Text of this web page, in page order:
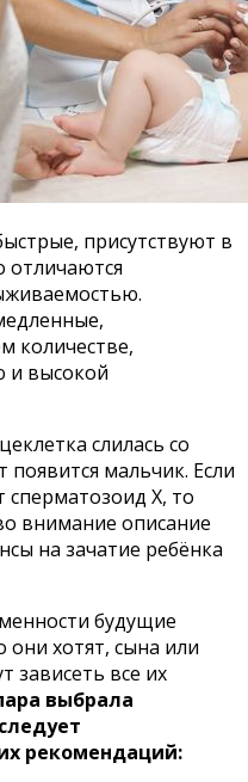
присутствуют в
отличаются
количестве,
и высокой
слилась со
мальчик. Если
Х, то
внимание описание
на зачатие ребёнка
будущие
они хотят, сына или
зависеть все их
выбрала
рекомендаций: